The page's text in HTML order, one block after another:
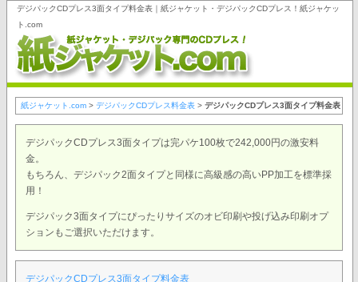
デジパックCDプレス3面タイプ料金表｜紙ジャケット・デジパックCDプレス！紙ジャケッ
ト.com
紙ジャケット.com> デジパックCDプレス料金表> デジパックCDプレス3面タイプ料金表
デジパックCDプレス3面タイプは完パケ100枚で242,000円の激安料
金。
もちろん、デジパック2面タイプと同様に高級感の高いPP加工を標準採
用！
デジパック3面タイプにぴったりサイズのオビ印刷や投げ込み印刷オプ
ションもご選択いただけます。
デジパックCDプレス3面タイプ料金表